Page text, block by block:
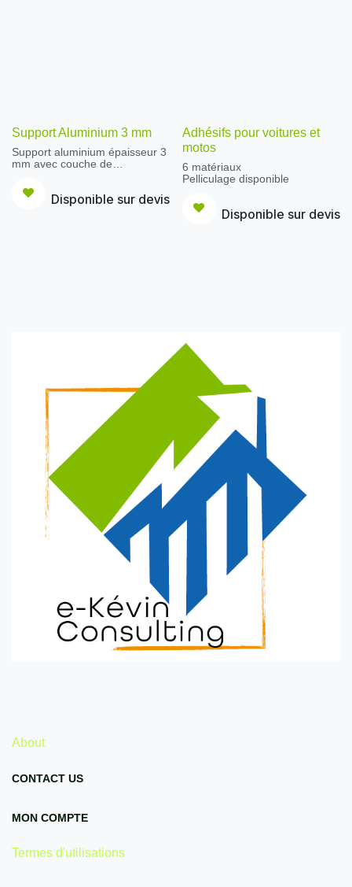
Support Aluminium 3 mm
Support aluminium épaisseur 3
mm avec couche de
Disponible sur devis
Adhésifs pour voitures et
motos
6 matériaux
Pelliculage disponible
Disponible sur devis
About
CONTACT US
MON COMPTE
Termes d'utilisations